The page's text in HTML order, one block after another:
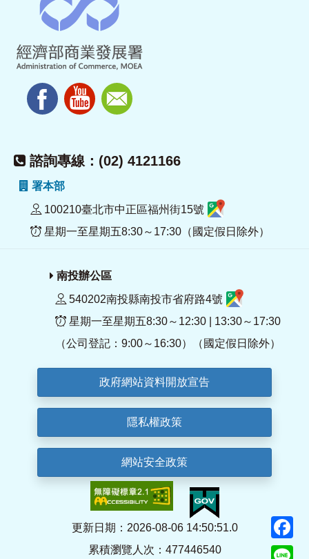
諮詢專線：(02) 4121166
署本部
100210臺北市中正區福州街15號
星期一至星期五8:30～17:30（國定假日除外）
南投辦公區
540202南投縣南投市省府路4號
星期一至星期五8:30～12:30 | 13:30～17:30
（公司登記：9:00～16:30）（國定假日除外）
政府網站資料開放宣告
隱私權政策
網站安全政策
更新日期：2026-08-06 14:50:51.0
累積瀏覽人次：477446540